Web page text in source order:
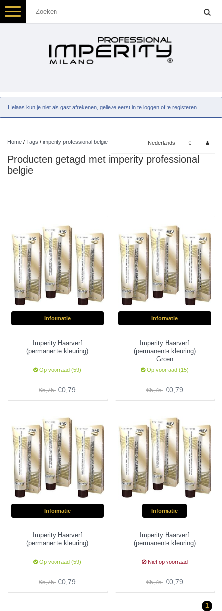
Toggle
navigation
Helaas kun je niet als gast afrekenen, gelieve eerst in te loggen of te registeren.
Home / Tags / imperity professional belgie Nederlands €
Producten getagd met imperity professional
belgie
Informatie
Imperity Haarverf
(permanente kleuring)
Op voorraad (59)
€5,75 €0,79
Informatie
Imperity Haarverf
(permanente kleuring)
Groen
Op voorraad (15)
€5,75 €0,79
Informatie
Imperity Haarverf
(permanente kleuring)
Op voorraad (59)
€5,75 €0,79
Informatie
Imperity Haarverf
(permanente kleuring)
Niet op voorraad
€5,75 €0,79
1